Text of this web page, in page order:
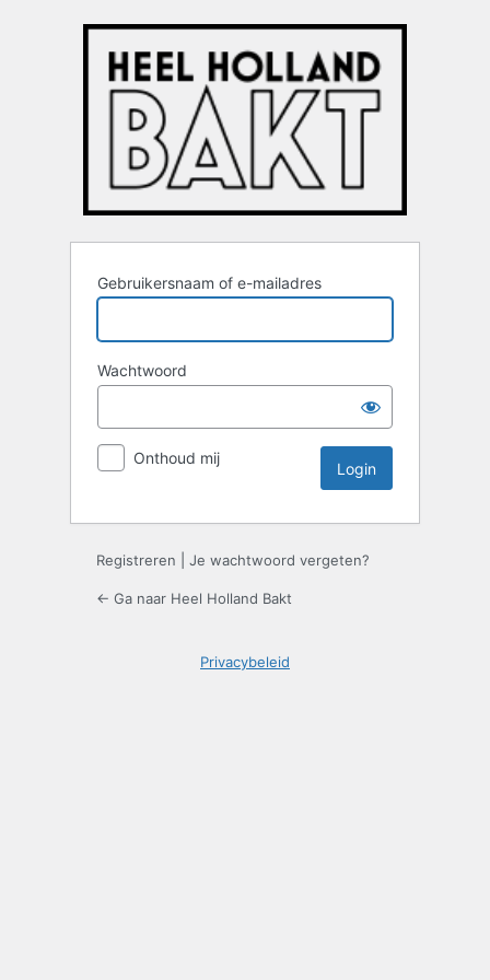
Gebruikersnaam of e-mailadres
Wachtwoord
Onthoud mij
Registreren Je wachtwoord vergeten?
← Ga naar Heel Holland Bakt
Privacybeleid